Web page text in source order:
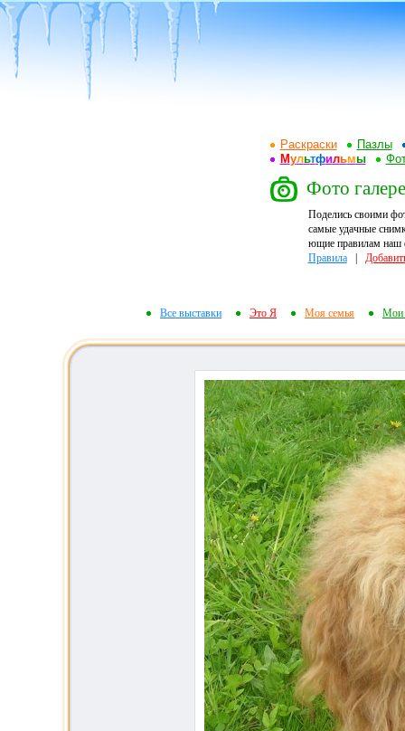
Раскраски
Пазлы
Мультфильмы
Фото
Поделись своими
самые удачные
ющие правилам наш
Правила|
Все выставки Это Я Моя семья Мои